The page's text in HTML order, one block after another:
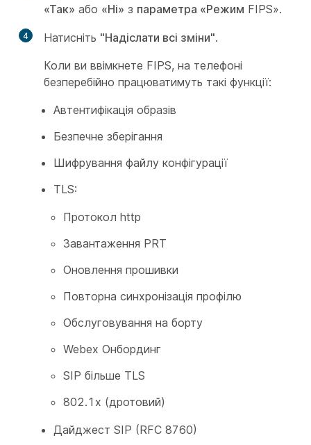
«Так» або «Ні» з параметра «Режим FIPS».
4 Натисніть "Надіслати всі зміни".
Коли ви ввімкнете FIPS, на телефоні
безперебійно працюватимуть такі функції:
Автентифікація образів
Безпечне зберігання
Шифрування файлу конфігурації
TLS:
Протокол http
Завантаження PRT
Оновлення прошивки
Повторна синхронізація профілю
Обслуговування на борту
Webex Онбординг
SIP більше TLS
802.1x (дротовий)
Дайджест SIP (RFC 8760)